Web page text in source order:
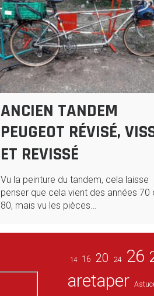
ANCIEN TANDEM
PEUGEOT RÉVISÉ,
ET REVISSÉ
Vu la peinture du tandem, cela laisse
penser que cela vient des années 70
80, mais vu les pièces…
14 16 20 24 26
aretaper